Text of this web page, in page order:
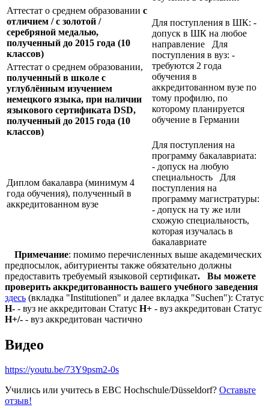
Аттестат о среднем образовании с
отличием / с золотой /
серебряной медалью,
полученный до 2015 года (10
классов)
Для поступления в ШК: -
допуск в ШК на любое
направление Для
поступления в вуз: -
требуются 2 года
обучения в
аккредитованном вузе по
тому профилю, по
которому планируется
обучение в Германии
Аттестат о среднем образовании,
полученный в школе с
углублённым изучением
немецкого языка, при наличии
языкового сертификата DSD,
полученный до 2015 года (10
классов)
Диплом бакалавра (минимум 4
года обучения), полученный в
аккредитованном вузе
Для поступления на
программу бакалавриата:
- допуск на любую
специальность Для
поступления на
программу магистратуры:
- допуск на ту же или
схожую специальность,
которая изучалась в
бакалавриате
Примечание: помимо перечисленных выше академических
предпосылок, абитуриенты также обязательно должны
предоставить требуемый языковой сертификат.
Вы можете
проверить аккредитованность вашего учебного заведения
здесь (вкладка "Institutionen" и далее вкладка "Suchen"): Статус
Н- - вуз не аккредитован Статус Н+ - вуз аккредитован Статус
Н+/- - вуз аккредитован частично
Видео
https://youtu.be/73Y9psm2-0s
Учились или учитесь в EBC Hochschule/Düsseldorf? Оставьте
отзыв!